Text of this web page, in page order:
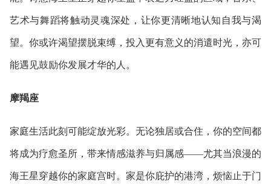
艺术与舞蹈将触动灵魂深处，让你更清晰地认知自我与渴
望。你或许渴望摆脱束缚，投入更有意义的消遣时光，亦可
能遇见鼓励你发展才华的人。
摩羯座
家庭生活此刻可能绽放光彩。无论独居或合住，你的空间都
将成为疗愈圣所，带来情感滋养与归属感——尤其当浪漫的
海王星穿越你的家庭宫时。家是你庇护的港湾，烦恼止于门